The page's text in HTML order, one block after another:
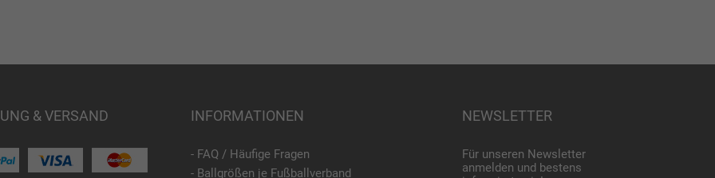
& VERSAND INFORMATIONEN
- FAQ / Häufige Fragen
- Ballgrößen je Fußballverband
NEWSLETTER
Für unseren Newsletter
anmelden und bestens